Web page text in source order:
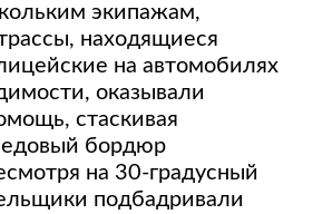
экипажам,
находящиеся
на автомобилях
оказывали
стаскивая
бордюр
на 30-градусный
подбадривали